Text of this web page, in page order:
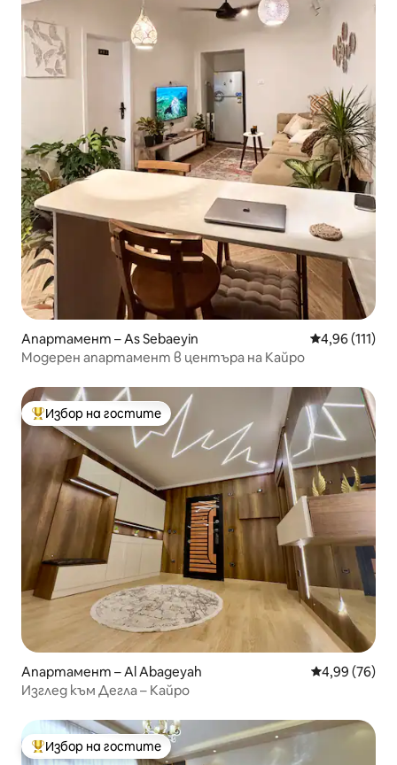
Апартамент – As Sebaeyin Средна
4,96 (111)
Модерен апартамент в центъра на Кайро
Най-популярен избор на гостите
Избор на гостите
Апартамент – Al Abageyah Средна
4,99 (76)
Изглед към Дегла – Кайро
Най-популярен избор на гостите
Избор на гостите